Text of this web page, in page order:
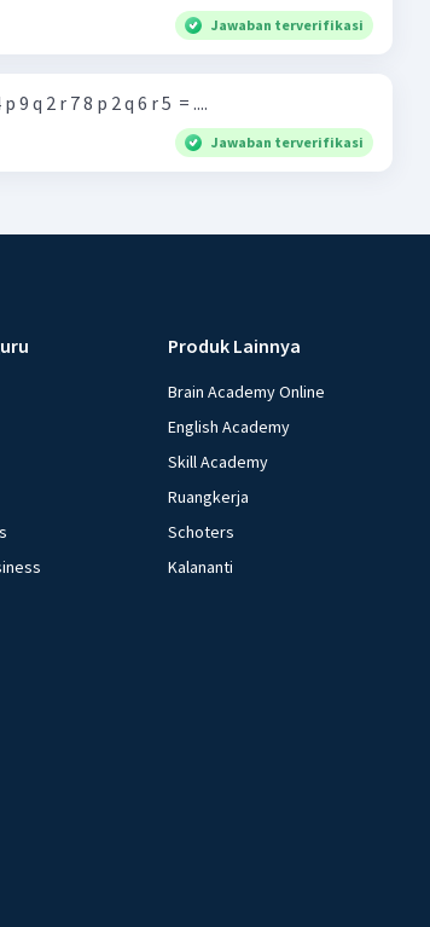
Jawaban terverifikasi
q 2 r 7 8 p 2 q 6 r 5 ​ = ....
Jawaban terverifikasi
Produk Lainnya
Brain Academy Online
English Academy
Skill Academy
Ruangkerja
Schoters
Kalananti